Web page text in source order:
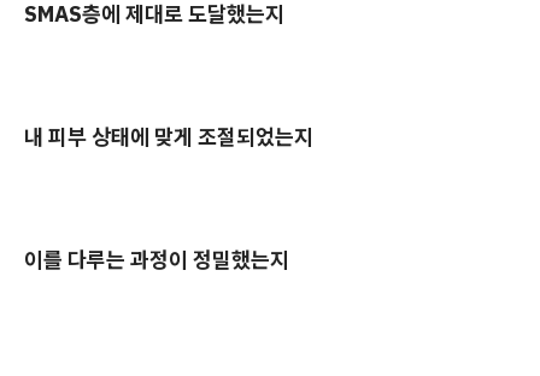
SMAS층에 제대로 도달했는지
내 피부 상태에 맞게 조절되었는지
이를 다루는 과정이 정밀했는지